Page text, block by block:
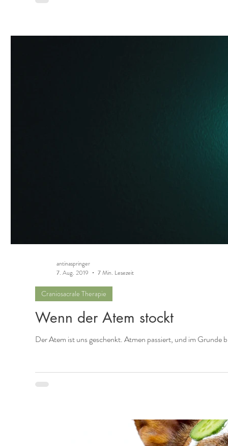
Wenn der Atem stockt
Der Atem ist uns geschenkt. Atmen passiert, und im Grunde
Craniosacrale Therapie
antinaspringer
7. Aug. 2019
7 Min. Lesezeit